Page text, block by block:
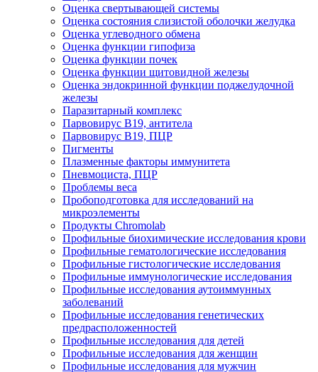
Оценка свертывающей системы
Оценка состояния слизистой оболочки желудка
Оценка углеводного обмена
Оценка функции гипофиза
Оценка функции почек
Оценка функции щитовидной железы
Оценка эндокринной функции поджелудочной
железы
Паразитарный комплекс
Парвовирус B19, антитела
Парвовирус В19, ПЦР
Пигменты
Плазменные факторы иммунитета
Пневмоциста, ПЦР
Проблемы веса
Пробоподготовка для исследований на
микроэлементы
Продукты Chromolab
Профильные биохимические исследования крови
Профильные гематологические исследования
Профильные гистологические исследования
Профильные иммунологические исследования
Профильные исследования аутоиммунных
заболеваний
Профильные исследования генетических
предрасположенностей
Профильные исследования для детей
Профильные исследования для женщин
Профильные исследования для мужчин